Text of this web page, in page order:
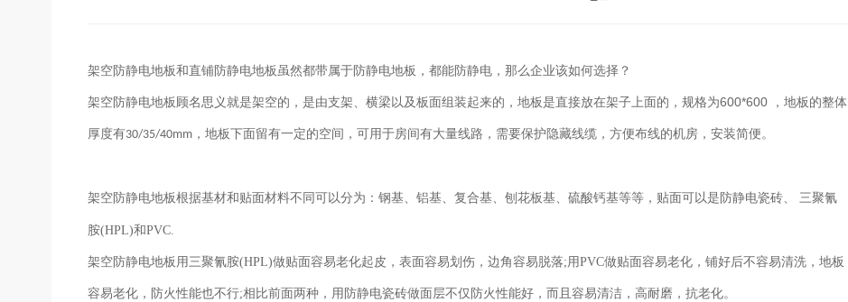
架空防静电地板和直铺防静电地板虽然都带属于防静电地板，都能防静电，那么企业该如何选择？
架空防静电地板顾名思义就是架空的， 是由支架、横梁以及板面组装起来的，地板是直接放在架子上面的，规格为600*600 ，地板的整体
厚度有30/35/40mm ， 地板下面留有一定的空间，可用于房间有大量线路，需要保护隐藏线缆，方便布线的机房，安装简便。
架空防静电地板根据基材和贴面材料不同可以分为：钢基、铝基、复合基、刨花板基、硫酸钙基等等，贴面可以是防静电瓷砖、 三聚氰
胺(HPL)和PVC.
架空防静电地板 用三聚氰胺(HPL)做贴面容易老化起皮，表面容易划伤，边角容易脱落;用PVC做贴面容易老化，铺好后不容易清洗，地板
容易老化，防火性能也不行;相比前面两种，用防静电瓷砖做面层不仅防火性能好，而且容易清洁，高耐磨，抗老化。